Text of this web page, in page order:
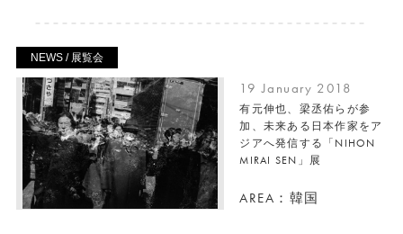
NEWS / 展覧会
19 January 2018
有元伸也、梁丞佑らが参
加、未来ある日本作家をア
ジアへ発信する「NIHON
MIRAI SEN」展
AREA：韓国